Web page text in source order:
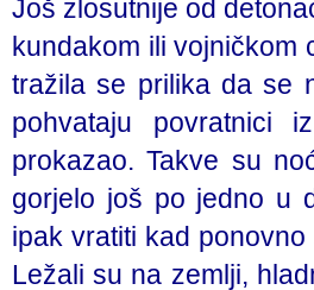
Još zlosutnije od
kundakom ili vojničkom
tražila se prilika da se
pohvataju povratnici
prokazao. Takve su
gorjelo još po jedno u
ipak vratiti kad
Ležali su na zemlji,